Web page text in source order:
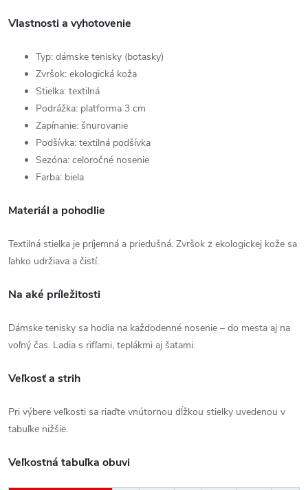
Vlastnosti a vyhotovenie
Typ: dámske tenisky (botasky)
Zvršok: ekologická koža
Stielka: textilná
Podrážka: platforma 3 cm
Zapínanie: šnurovanie
Podšívka: textilná podšívka
Sezóna: celoročné nosenie
Farba: biela
Materiál a pohodlie
Textilná stielka je príjemná a priedušná. Zvršok z ekologickej kože sa
ľahko udržiava a čistí.
Na aké príležitosti
Dámske tenisky sa hodia na každodenné nosenie – do mesta aj na
voľný čas. Ladia s rifľami, teplákmi aj šatami.
Veľkosť a strih
Pri výbere veľkosti sa riaďte vnútornou dĺžkou stielky uvedenou v
tabuľke nižšie.
Veľkostná tabuľka obuvi